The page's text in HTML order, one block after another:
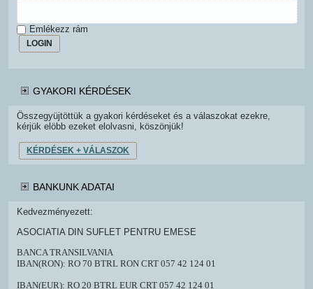
Emlékezz rám
LOGIN
GYAKORI KÉRDÉSEK
Összegyüjtöttük a gyakori kérdéseket és a válaszokat ezekre,
kérjük elöbb ezeket elolvasni, köszönjük!
KÉRDÉSEK + VÁLASZOK
BANKUNK ADATAI
Kedvezményezett:
ASOCIATIA DIN SUFLET PENTRU EMESE
BANCA TRANSILVANIA
IBAN(RON): RO 70 BTRL RON CRT 057 42 124 01
IBAN(EUR): RO 20 BTRL EUR CRT 057 42 124 01